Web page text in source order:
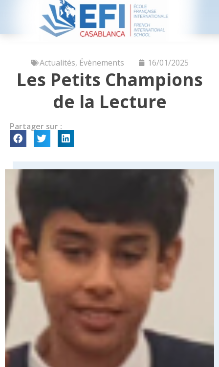
Actualités, Évènements 16/01/2025
Les Petits Champions
de la Lecture
Partager sur :